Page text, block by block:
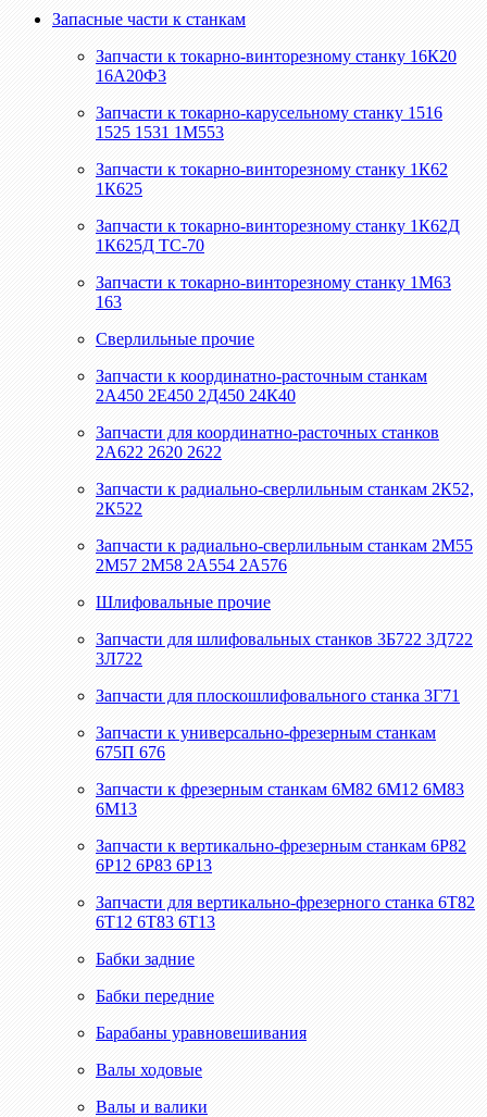
Запасные части к станкам
Запчасти к токарно-винторезному станку 16К20
16А20Ф3
Запчасти к токарно-карусельному станку 1516
1525 1531 1М553
Запчасти к токарно-винторезному станку 1К62
1К625
Запчасти к токарно-винторезному станку 1К62Д
1К625Д ТС-70
Запчасти к токарно-винторезному станку 1М63
163
Сверлильные прочие
Запчасти к координатно-расточным станкам
2А450 2Е450 2Д450 24К40
Запчасти для координатно-расточных станков
2А622 2620 2622
Запчасти к радиально-сверлильным станкам 2К52,
2К522
Запчасти к радиально-сверлильным станкам 2М55
2М57 2М58 2А554 2А576
Шлифовальные прочие
Запчасти для шлифовальных станков 3Б722 3Д722
3Л722
Запчасти для плоскошлифовального станка 3Г71
Запчасти к универсально-фрезерным станкам
675П 676
Запчасти к фрезерным станкам 6М82 6М12 6М83
6М13
Запчасти к вертикально-фрезерным станкам 6Р82
6Р12 6Р83 6Р13
Запчасти для вертикально-фрезерного станка 6Т82
6Т12 6Т83 6Т13
Бабки задние
Бабки передние
Барабаны уравновешивания
Валы ходовые
Валы и валики